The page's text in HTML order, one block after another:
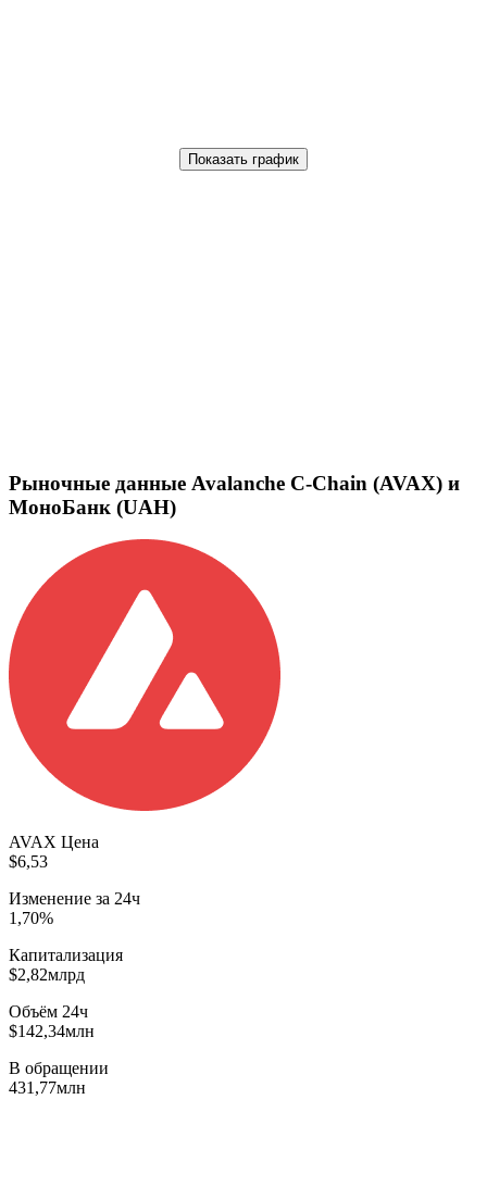
Показать график
Рыночные данные Avalanche C-Chain (AVAX) и
МоноБанк (UAH)
AVAX Цена
$6,53
Изменение за 24ч
1,70%
Капитализация
$2,82млрд
Объём 24ч
$142,34млн
В обращении
431,77млн